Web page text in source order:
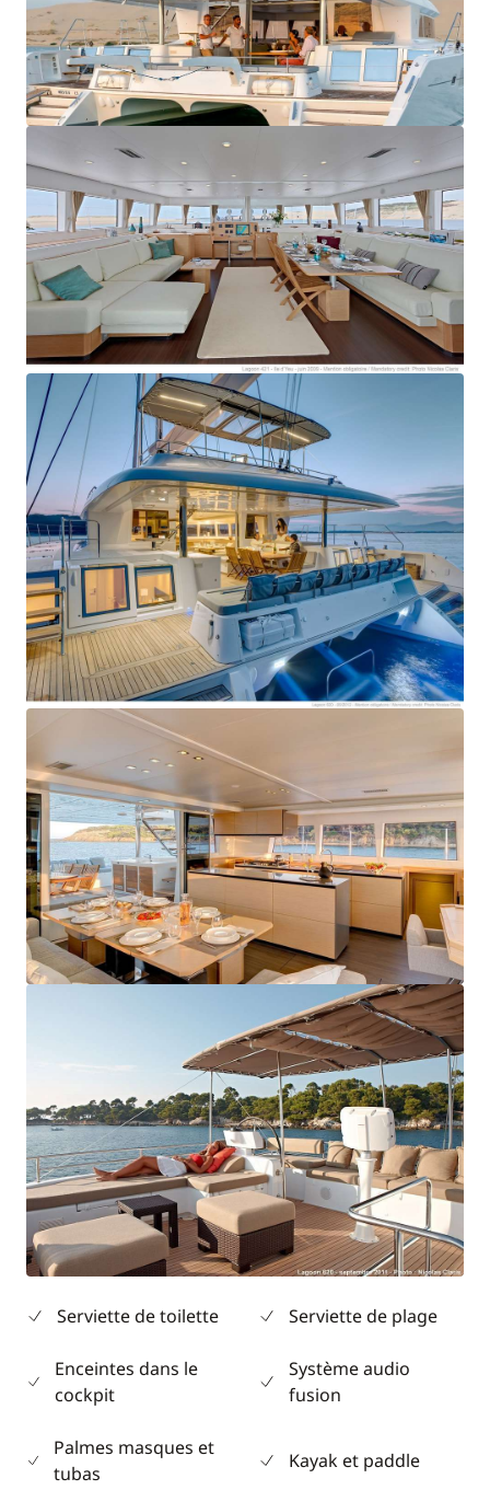
Serviette de toilette Serviette de plage
Enceintes dans le
cockpit
Système audio
fusion
Palmes masques et
tubas
Kayak et paddle